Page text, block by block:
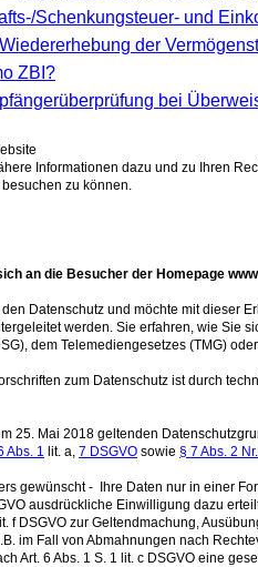
Schenkungsteuer- und
der
ZBI?
bei
Informationen dazu und zu Ihren
zu können.
an die Besucher der Homepage
Datenschutz und möchte mit dieser
werden. Sie erfahren, wie Sie
dem Telemediengesetzes (TMG)
zum Datenschutz ist durch
25. Mai 2018 geltenden
Abs. 1 lit. a, 7 DSGVO sowie § 7 Abs. 2
gewünscht - Ihre Daten nur in einer
ausdrückliche Einwilligung dazu
f DSGVO zur Geltendmachung,
im Fall von Abmahnungen nach
Art. 6 Abs. 1 S. 1 lit. c DSGVO eine